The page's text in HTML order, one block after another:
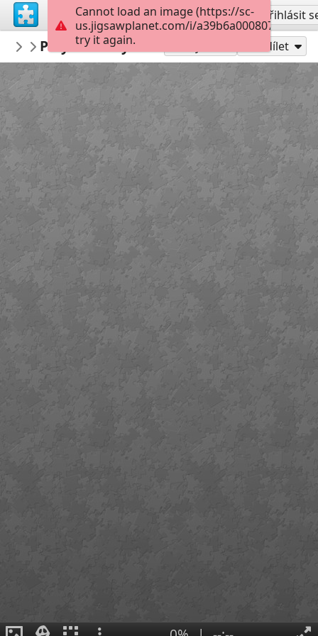
Vytvořit účet Přihlásit
Oceanna
Other
Polymer Clay Charms Sdílet
Cannot load an image (https://sc-
us.jigsawplanet.com/i/
try it again.